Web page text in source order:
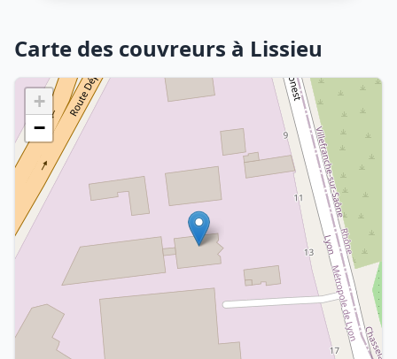
Carte des couvreurs à Lissieu
+
−